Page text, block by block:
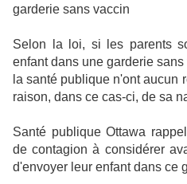
garderie sans vaccin
Selon la loi, si les parents
enfant dans une garderie
la santé publique n'ont aucun
raison, dans ce cas-ci, de sa
Santé publique Ottawa
de contagion à considérer
d'envoyer leur enfant dans ce